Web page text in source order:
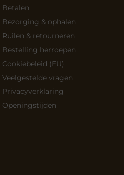
Betalen
Bezorging & ophalen
Ruilen & retourneren
Bestelling herroepen
Cookiebeleid (EU)
Veelgestelde vragen
Privacyverklaring
Openingstijden